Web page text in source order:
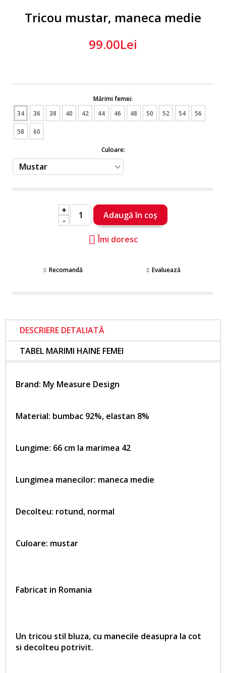
Tricou mustar, maneca medie
99.00Lei
Mărimi femei:
34
36 38 40 42 44 46 48 50 52 54 56
58 60
Culoare:
+
-
Îmi doresc
Recomandă Evaluează
DESCRIERE DETALIATĂ
TABEL MARIMI HAINE FEMEI
Brand: My Measure Design
Material: bumbac 92%, elastan 8%
Lungime: 66 cm la marimea 42
Lungimea manecilor: maneca medie
Decolteu: rotund, normal
Culoare: mustar
Fabricat in Romania
Un tricou stil bluza, cu manecile deasupra la cot
si decolteu potrivit.